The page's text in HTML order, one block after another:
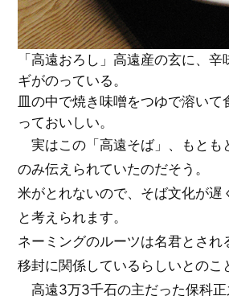
「高遠おろし」高遠産の玄に、
ギがのっている。
皿の中で焼き味噌をつゆで溶いて
っておいしい。
実はこの「高遠そば」、もとも
のみ伝えられていたのだそう。
米がとれないので、そば文化が遅
と考えられます。
ネーミングのルーツは名君とされ
移封に関係しているらしいとのこ
高遠3万3千石の主だった保科